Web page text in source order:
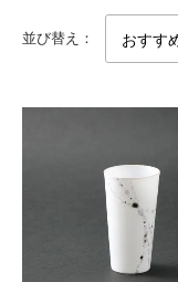
並び替え：